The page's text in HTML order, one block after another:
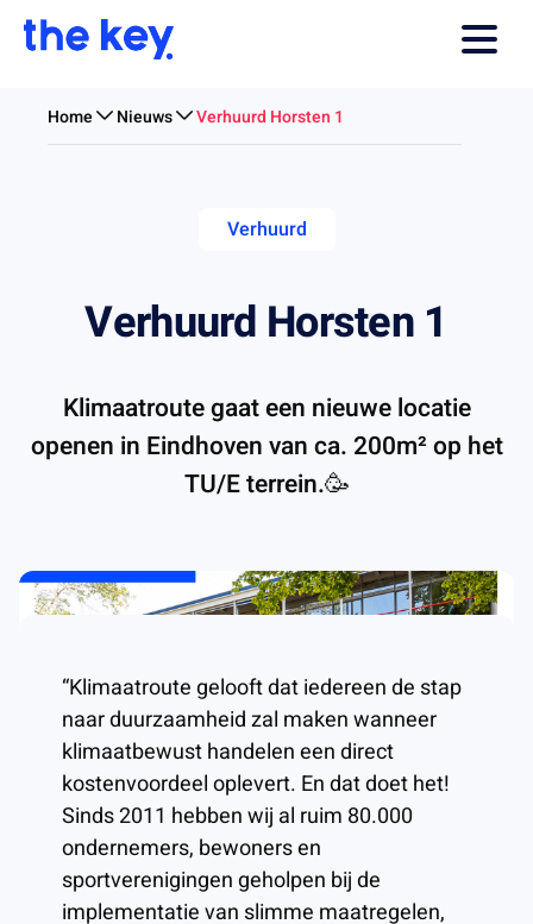
Home Nieuws Verhuurd Horsten 1
Verhuurd
Verhuurd Horsten 1
Klimaatroute gaat een nieuwe locatie
openen in Eindhoven van ca. 200m² op het
TU/E terrein.🥳
“Klimaatroute gelooft dat iedereen de stap
naar duurzaamheid zal maken wanneer
klimaatbewust handelen een direct
kostenvoordeel oplevert. En dat doet het!
Sinds 2011 hebben wij al ruim 80.000
ondernemers, bewoners en
sportverenigingen geholpen bij de
implementatie van slimme maatregelen,